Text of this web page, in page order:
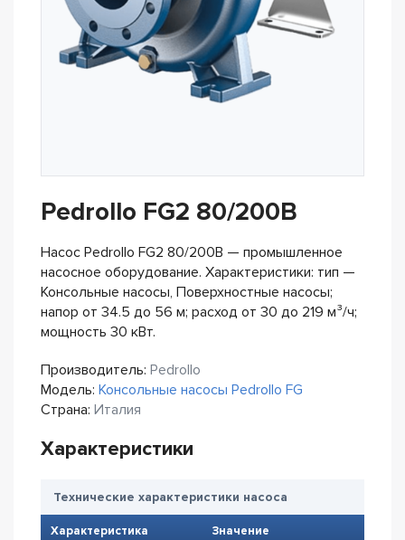
Pedrollo FG2 80/200B
Насос Pedrollo FG2 80/200B — промышленное
насосное оборудование. Характеристики: тип —
Консольные насосы, Поверхностные насосы;
напор от 34.5 до 56 м; расход от 30 до 219 м³/ч;
мощность 30 кВт.
Производитель: Pedrollo
Модель: Консольные насосы Pedrollo FG
Страна: Италия
Характеристики
Технические характеристики насоса
Характеристика Значение